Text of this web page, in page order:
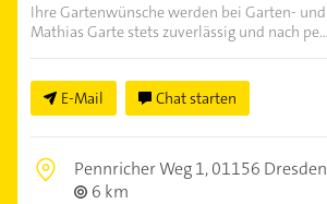
Ihre Gartenwünsche werden bei Garten-
Mathias Garte stets zuverlässig und nach pe...
E-Mail Chat starten
Pennricher Weg 1,01156 Dresden
6 km